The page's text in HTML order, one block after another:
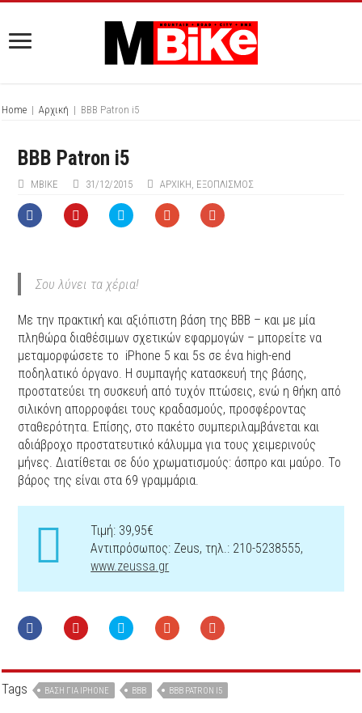
Home | Αρχική | BBB Patron i5
BBB Patron i5
MBIKE 31/12/2015 ΑΡΧΙΚΉ ΕΞΟΠΛΙΣΜΌΣ
Σου λύνει τα χέρια!
Με την πρακτική και αξιόπιστη βάση της BBB – και με μία
πληθώρα διαθέσιμων σχετικών εφαρμογών – μπορείτε να
μεταμορφώσετε το iPhone 5 και 5s σε ένα high-end
ποδηλατικό όργανο. Η συμπαγής κατασκευή της βάσης,
προστατεύει τη συσκευή από τυχόν πτώσεις, ενώ η θήκη από
σιλικόνη απορροφάει τους κραδασμούς, προσφέροντας
σταθερότητα. Επίσης, στο πακέτο συμπεριλαμβάνεται και
αδιάβροχο προστατευτικό κάλυμμα για τους χειμερινούς
μήνες. Διατίθεται σε δύο χρωματισμούς: άσπρο και μαύρο. Το
βάρος της είναι στα 69 γραμμάρια.
Τιμή: 39,95€
Αντιπρόσωπος: Zeus, τηλ.: 210-5238555,
www.zeussa.gr
Tags ΒΆΣΗ ΓΙΑ IPHONE ΒΒΒ ΒΒΒ PATRON I5